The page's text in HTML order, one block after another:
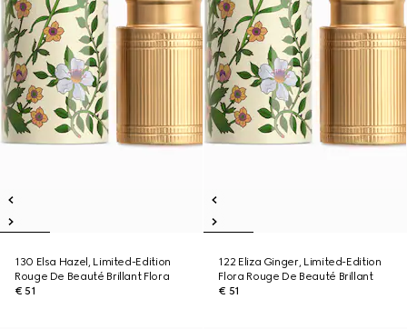
130 Elsa Hazel, Limited-Edition
Rouge De Beauté Brillant Flora
€ 51
122 Eliza Ginger, Limited-Edition
Flora Rouge De Beauté Brillant
€ 51